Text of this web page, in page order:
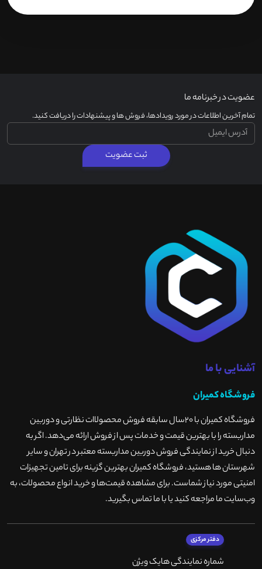
عضویت در خبرنامه ما
تمام آخرین اطلاعات در مورد رویدادها، فروش ها و پیشنهادات را دریافت کنید.
ثبت عضویت
آشنایی با ما
فروشگاه کمیران
فروشگاه کمیران با ۲۰سال سابقه فروش محصولاات نظارتی و دوربین
مداربسته را با بهترین قیمت و خدمات پس از فروش ارائه می‌دهد. اگر به
دنبال خرید از نمایندگی فروش دوربین مداربسته معتبر در تهران و سایر
شهرستان ها هستید، فروشگاه کمیران بهترین گزینه برای تامین تجهیزات
امنیتی مورد نیاز شماست. برای مشاهده قیمت‌ها و خرید انواع محصولات، به
وب‌سایت ما مراجعه کنید یا با ما تماس بگیرید.
دفتر مرکزی
شماره نمایندگی هایک ویژن